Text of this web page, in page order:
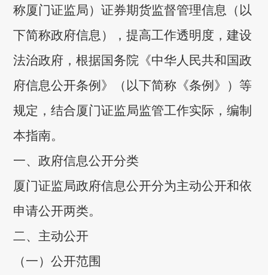
称厦门证监局）证券期货监督管理信息（以
下简称政府信息），提高工作透明度，建设
法治政府，根据国务院《中华人民共和国政
府信息公开条例》（以下简称《条例》）等
规定，结合厦门证监局监管工作实际，编制
本指南。
一、政府信息公开分类
厦门证监局政府信息公开分为主动公开和依
申请公开两类。
二、主动公开
（一）公开范围